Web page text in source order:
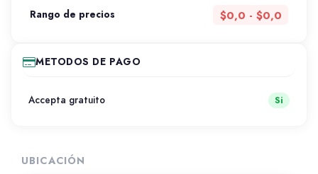
Rango de precios $0,0 - $0,0
METODOS DE PAGO
Accepta gratuito Si
UBICACIÓN